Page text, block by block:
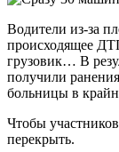
Водители из-за
происходящее
грузовик… В
получили
больницы в
Чтобы
перекрыть.